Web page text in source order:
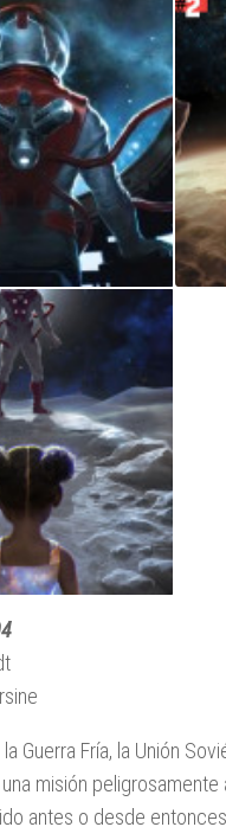
Guerra Fría, la Unión
misión
antes o desde